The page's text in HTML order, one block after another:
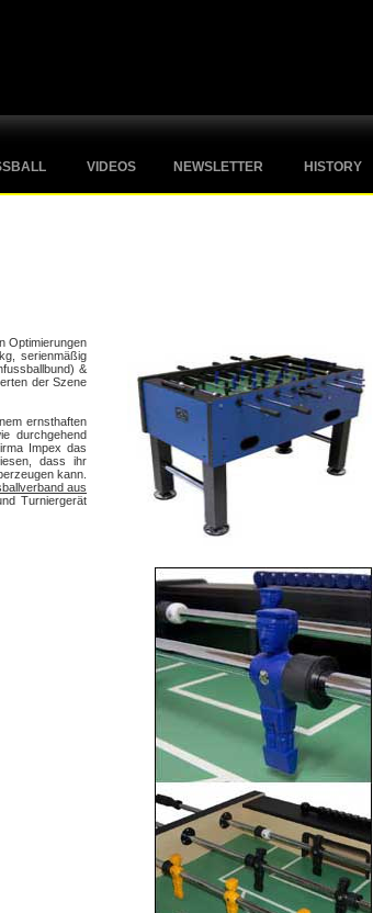
VIDEOS NEWSLETTER HISTORY
Optimierungen
serienmäßig
&
der Szene
ernsthaften
durchgehend
Impex das
dass ihr
kann.
aus
Turniergerät